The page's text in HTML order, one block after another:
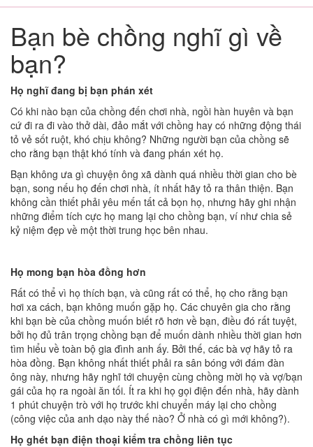
Bạn bè chồng nghĩ gì về
bạn?
Họ nghĩ đang bị bạn phán xét
Có khi nào bạn của chồng đến chơi nhà, ngồi hàn huyên và bạn
cứ đi ra đi vào thở dài, đảo mắt với chồng hay có những động thái
tỏ vẻ sốt ruột, khó chịu không? Những người bạn của chồng sẽ
cho rằng bạn thật khó tính và đang phán xét họ.
Bạn không ưa gì chuyện ông xã dành quá nhiều thời gian cho bè
bạn, song nếu họ đến chơi nhà, ít nhất hãy tỏ ra thân thiện. Bạn
không cần thiết phải yêu mến tất cả bọn họ, nhưng hãy ghi nhận
những điểm tích cực họ mang lại cho chồng bạn, ví như chia sẻ
kỷ niệm đẹp về một thời trung học bên nhau.
Họ mong bạn hòa đồng hơn
Rất có thể vì họ thích bạn, và cũng rất có thể, họ cho rằng bạn
hơi xa cách, bạn không muốn gặp họ. Các chuyên gia cho rằng
khi bạn bè của chồng muốn biết rõ hơn về bạn, điều đó rất tuyệt,
bởi họ đủ trân trọng chồng bạn để muốn dành nhiều thời gian hơn
tìm hiểu về toàn bộ gia đình anh ấy. Bởi thế, các bà vợ hãy tỏ ra
hòa đồng. Bạn không nhất thiết phải ra sân bóng với đám đàn
ông này, nhưng hãy nghĩ tới chuyện cùng chồng mời họ và vợ/bạn
gái của họ ra ngoài ăn tối. Ít ra khi họ gọi điện đến nhà, hãy dành
1 phút chuyện trò với họ trước khi chuyển máy lại cho chồng
(công việc của anh dạo này thế nào? Ở nhà có gì mới không?).
Họ ghét bạn điện thoại kiểm tra chồng liên tục